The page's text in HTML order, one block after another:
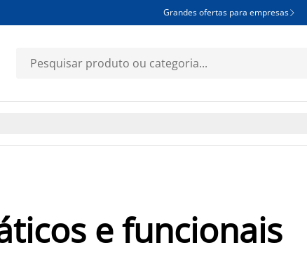
Grandes ofertas para empresas 
e funcionais